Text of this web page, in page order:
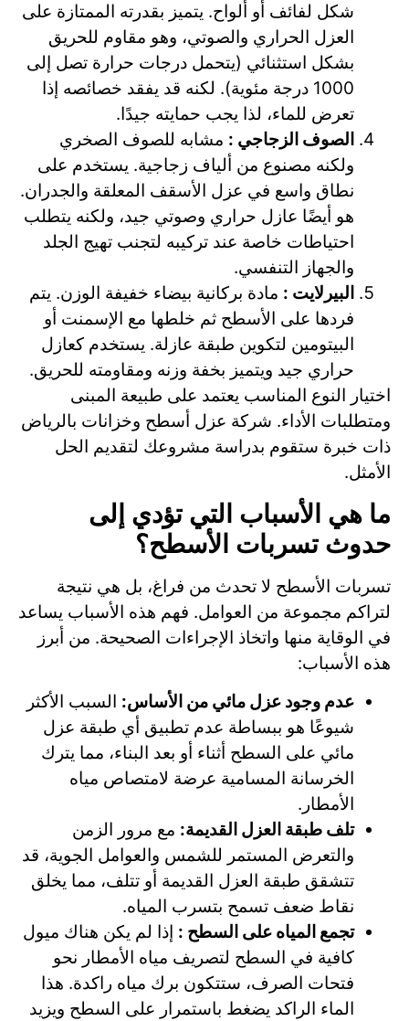
شكل لفائف أو ألواح. يتميز بقدرته الممتازة على
العزل الحراري والصوتي، وهو مقاوم للحريق
بشكل استثنائي (يتحمل درجات حرارة تصل إلى
1000 درجة مئوية). لكنه قد يفقد خصائصه إذا
تعرض للماء، لذا يجب حمايته جيدًا.
الصوف الزجاجي : مشابه للصوف الصخري
ولكنه مصنوع من ألياف زجاجية. يستخدم على
نطاق واسع في عزل الأسقف المعلقة والجدران.
هو أيضًا عازل حراري وصوتي جيد، ولكنه يتطلب
احتياطات خاصة عند تركيبه لتجنب تهيج الجلد
والجهاز التنفسي.
البيرلايت : مادة بركانية بيضاء خفيفة الوزن. يتم
فردها على الأسطح ثم خلطها مع الإسمنت أو
البيتومين لتكوين طبقة عازلة. يستخدم كعازل
حراري جيد ويتميز بخفة وزنه ومقاومته للحريق.
اختيار النوع المناسب يعتمد على طبيعة المبنى
ومتطلبات الأداء. شركة عزل أسطح وخزانات بالرياض
ذات خبرة ستقوم بدراسة مشروعك لتقديم الحل
الأمثل.
ما هي الأسباب التي تؤدي إلى
حدوث تسربات الأسطح؟
تسربات الأسطح لا تحدث من فراغ، بل هي نتيجة
لتراكم مجموعة من العوامل. فهم هذه الأسباب يساعد
في الوقاية منها واتخاذ الإجراءات الصحيحة. من أبرز
هذه الأسباب:
عدم وجود عزل مائي من الأساس: السبب الأكثر
شيوعًا هو ببساطة عدم تطبيق أي طبقة عزل
مائي على السطح أثناء أو بعد البناء، مما يترك
الخرسانة المسامية عرضة لامتصاص مياه
الأمطار.
تلف طبقة العزل القديمة: مع مرور الزمن
والتعرض المستمر للشمس والعوامل الجوية، قد
تتشقق طبقة العزل القديمة أو تتلف، مما يخلق
نقاط ضعف تسمح بتسرب المياه.
تجمع المياه على السطح : إذا لم يكن هناك ميول
كافية في السطح لتصريف مياه الأمطار نحو
فتحات الصرف، ستتكون برك مياه راكدة. هذا
الماء الراكد يضغط باستمرار على السطح ويزيد